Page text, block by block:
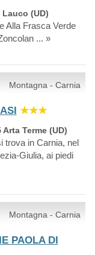
(UD)
Alla Frasca Verde
... »
Montagna - Carnia
★★★
Terme (UD)
trova in Carnia, nel
Giulia, ai piedi
Montagna - Carnia
PAOLA DI